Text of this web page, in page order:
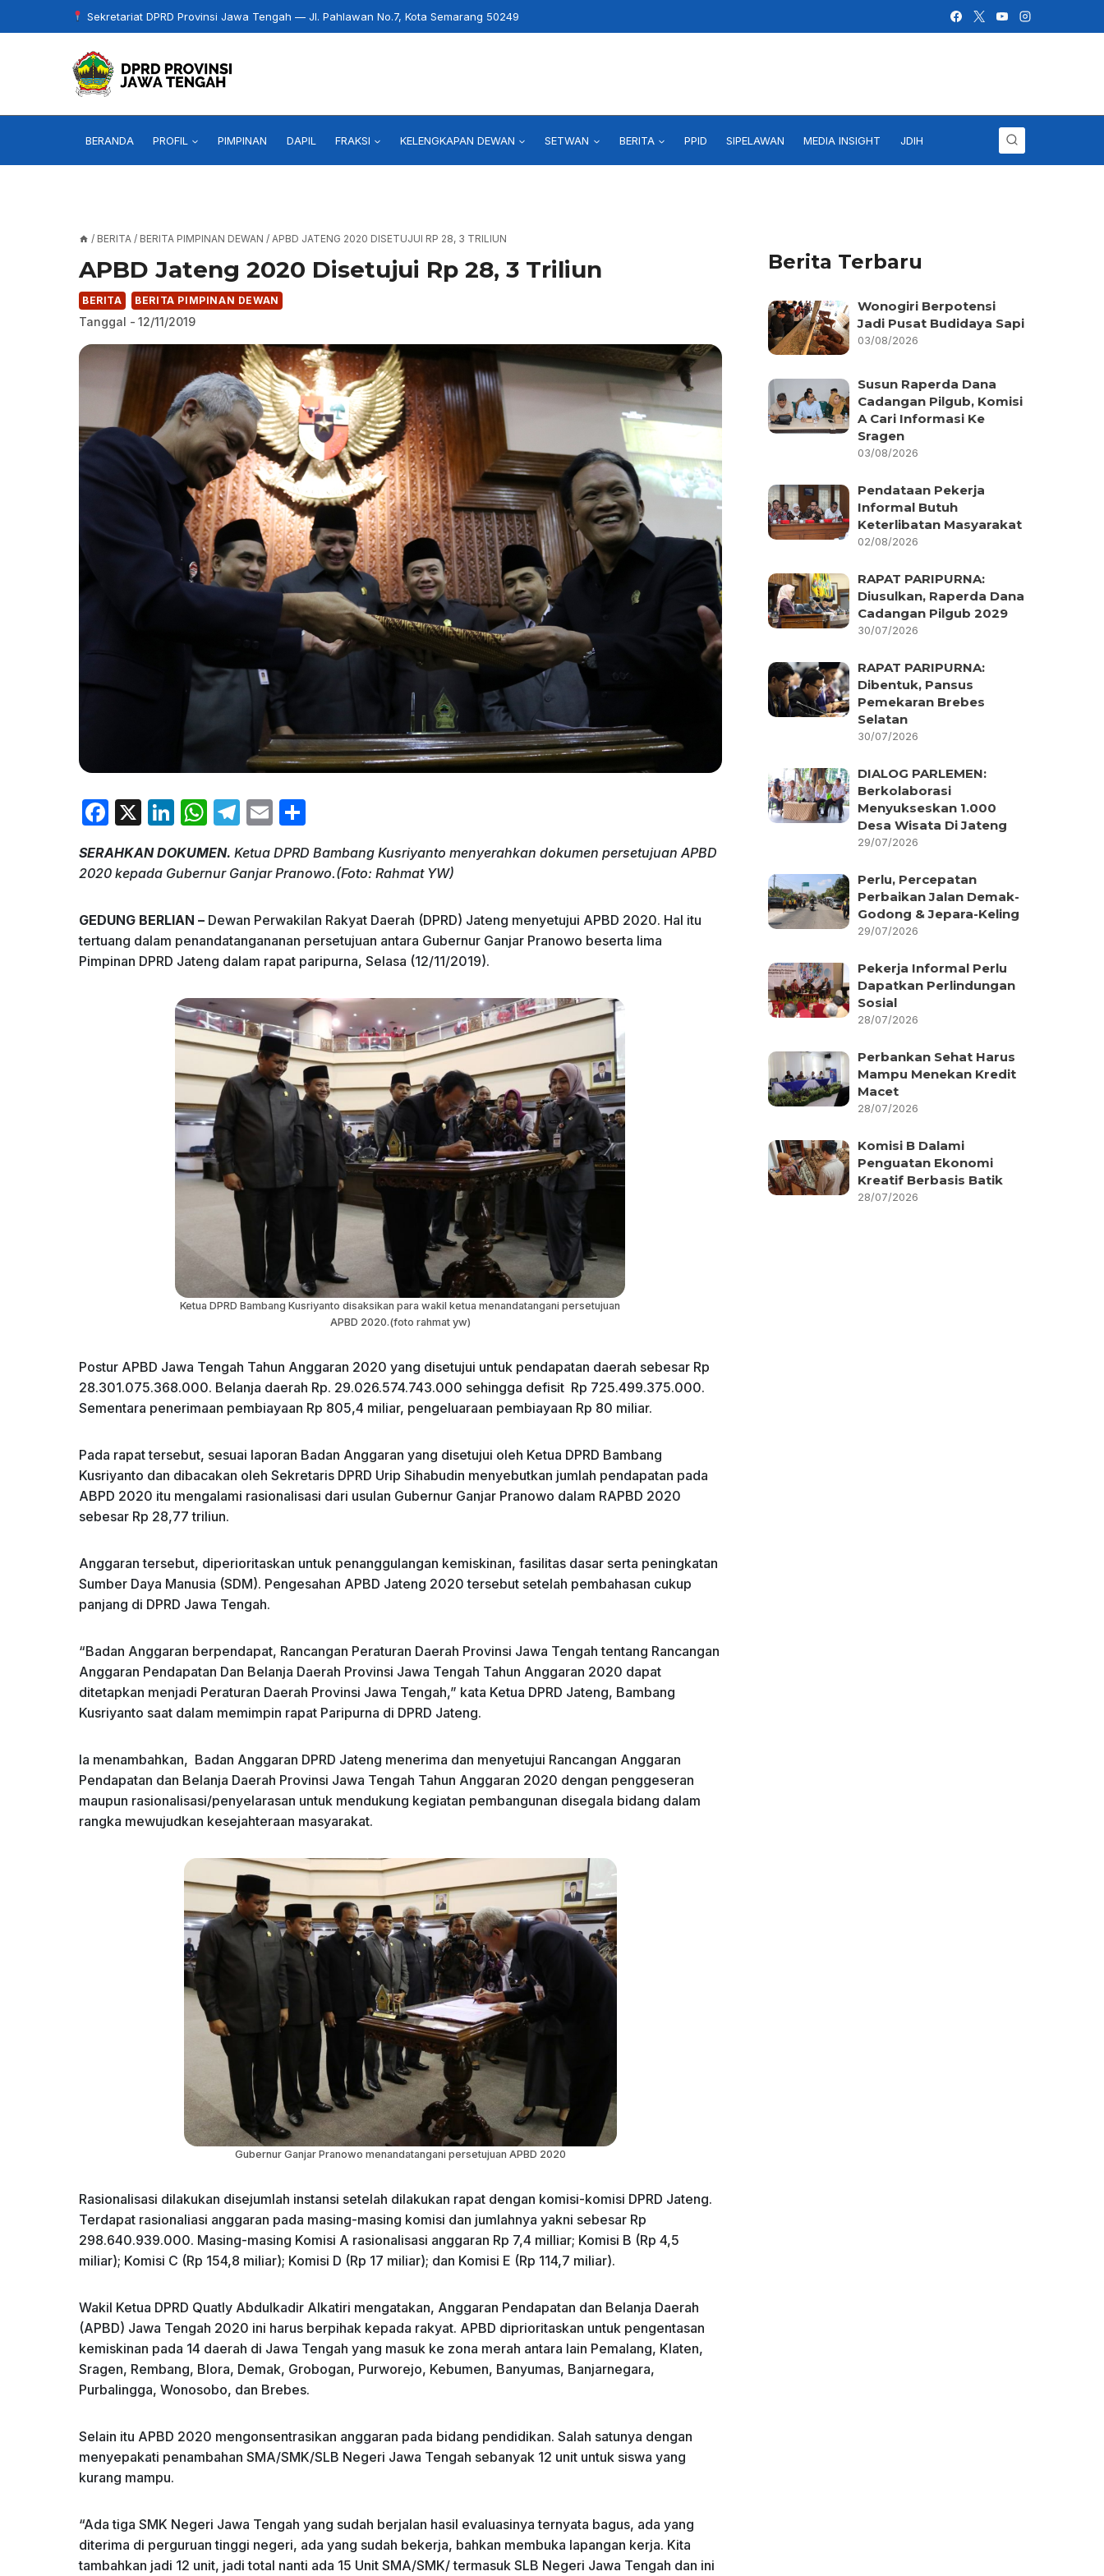
to
Sekretariat DPRD Provinsi Jawa Tengah — Jl. Pahlawan No.7, Kota Semarang 50249
BERANDA PROFIL PIMPINAN DAPIL FRAKSI KELENGKAPAN DEWAN SETWAN BERITA PPID SIPELAWAN MEDIA INSIGHT JDIH
/ BERITA / BERITA PIMPINAN DEWAN / APBD JATENG 2020 DISETUJUI RP 28, 3 TRILIUN
APBD Jateng 2020 Disetujui Rp 28, 3 Triliun
BERITA BERITA PIMPINAN DEWAN
Tanggal - 12/11/2019
F
c
b
o
o
X
Li
k
dI
n
W
at
A
p
p
T
e
gr
a
m
E
ai ar
SERAHKAN DOKUMEN. Ketua DPRD Bambang Kusriyanto menyerahkan dokumen persetujuan APBD
2020 kepada Gubernur Ganjar Pranowo.(Foto: Rahmat YW)
GEDUNG BERLIAN – Dewan Perwakilan Rakyat Daerah (DPRD) Jateng menyetujui APBD 2020. Hal itu
tertuang dalam penandatangananan persetujuan antara Gubernur Ganjar Pranowo beserta lima
Pimpinan DPRD Jateng dalam rapat paripurna, Selasa (12/11/2019).
Ketua DPRD Bambang Kusriyanto disaksikan para wakil ketua menandatangani persetujuan
APBD 2020.(foto rahmat yw)
Postur APBD Jawa Tengah Tahun Anggaran 2020 yang disetujui untuk pendapatan daerah sebesar Rp
28.301.075.368.000. Belanja daerah Rp. 29.026.574.743.000 sehingga defisit Rp 725.499.375.000.
Sementara penerimaan pembiayaan Rp 805,4 miliar, pengeluaraan pembiayaan Rp 80 miliar.
Pada rapat tersebut, sesuai laporan Badan Anggaran yang disetujui oleh Ketua DPRD Bambang
Kusriyanto dan dibacakan oleh Sekretaris DPRD Urip Sihabudin menyebutkan jumlah pendapatan pada
ABPD 2020 itu mengalami rasionalisasi dari usulan Gubernur Ganjar Pranowo dalam RAPBD 2020
sebesar Rp 28,77 triliun.
Anggaran tersebut, diperioritaskan untuk penanggulangan kemiskinan, fasilitas dasar serta peningkatan
Sumber Daya Manusia (SDM). Pengesahan APBD Jateng 2020 tersebut setelah pembahasan cukup
panjang di DPRD Jawa Tengah.
“Badan Anggaran berpendapat, Rancangan Peraturan Daerah Provinsi Jawa Tengah tentang Rancangan
Anggaran Pendapatan Dan Belanja Daerah Provinsi Jawa Tengah Tahun Anggaran 2020 dapat
ditetapkan menjadi Peraturan Daerah Provinsi Jawa Tengah,” kata Ketua DPRD Jateng, Bambang
Kusriyanto saat dalam memimpin rapat Paripurna di DPRD Jateng.
Ia menambahkan, Badan Anggaran DPRD Jateng menerima dan menyetujui Rancangan Anggaran
Pendapatan dan Belanja Daerah Provinsi Jawa Tengah Tahun Anggaran 2020 dengan penggeseran
maupun rasionalisasi/penyelarasan untuk mendukung kegiatan pembangunan disegala bidang dalam
rangka mewujudkan kesejahteraan masyarakat.
Gubernur Ganjar Pranowo menandatangani persetujuan APBD 2020
Rasionalisasi dilakukan disejumlah instansi setelah dilakukan rapat dengan komisi-komisi DPRD Jateng.
Terdapat rasionaliasi anggaran pada masing-masing komisi dan jumlahnya yakni sebesar Rp
298.640.939.000. Masing-masing Komisi A rasionalisasi anggaran Rp 7,4 milliar; Komisi B (Rp 4,5
miliar); Komisi C (Rp 154,8 miliar); Komisi D (Rp 17 miliar); dan Komisi E (Rp 114,7 miliar).
Wakil Ketua DPRD Quatly Abdulkadir Alkatiri mengatakan, Anggaran Pendapatan dan Belanja Daerah
(APBD) Jawa Tengah 2020 ini harus berpihak kepada rakyat. APBD diprioritaskan untuk pengentasan
kemiskinan pada 14 daerah di Jawa Tengah yang masuk ke zona merah antara lain Pemalang, Klaten,
Sragen, Rembang, Blora, Demak, Grobogan, Purworejo, Kebumen, Banyumas, Banjarnegara,
Purbalingga, Wonosobo, dan Brebes.
Selain itu APBD 2020 mengonsentrasikan anggaran pada bidang pendidikan. Salah satunya dengan
menyepakati penambahan SMA/SMK/SLB Negeri Jawa Tengah sebanyak 12 unit untuk siswa yang
kurang mampu.
“Ada tiga SMK Negeri Jawa Tengah yang sudah berjalan hasil evaluasinya ternyata bagus, ada yang
diterima di perguruan tinggi negeri, ada yang sudah bekerja, bahkan membuka lapangan kerja. Kita
tambahkan jadi 12 unit, jadi total nanti ada 15 Unit SMA/SMK/ termasuk SLB Negeri Jawa Tengah dan ini
Berita Terbaru
Wonogiri Berpotensi
Jadi Pusat Budidaya Sapi
03/08/2026
Susun Raperda Dana
Cadangan Pilgub, Komisi
A Cari Informasi Ke
Sragen
03/08/2026
Pendataan Pekerja
Informal Butuh
Keterlibatan Masyarakat
02/08/2026
RAPAT PARIPURNA:
Diusulkan, Raperda Dana
Cadangan Pilgub 2029
30/07/2026
RAPAT PARIPURNA:
Dibentuk, Pansus
Pemekaran Brebes
Selatan
30/07/2026
DIALOG PARLEMEN:
Berkolaborasi
Menyukseskan 1.000
Desa Wisata Di Jateng
29/07/2026
Perlu, Percepatan
Perbaikan Jalan Demak-
Godong & Jepara-Keling
29/07/2026
Pekerja Informal Perlu
Dapatkan Perlindungan
Sosial
28/07/2026
Perbankan Sehat Harus
Mampu Menekan Kredit
Macet
28/07/2026
Komisi B Dalami
Penguatan Ekonomi
Kreatif Berbasis Batik
28/07/2026